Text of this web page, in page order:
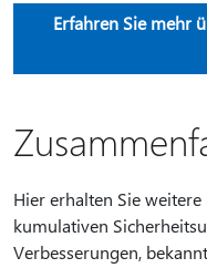
Erfahren Sie mehr
Hier erhalten Sie
kumulativen
Verbesserungen,